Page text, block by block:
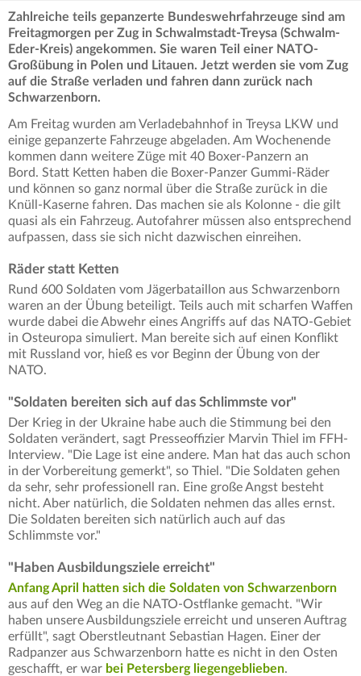
Zahlreiche teils gepanzerte Bundeswehrfahrzeuge sind am
Freitagmorgen per Zug in Schwalmstadt-Treysa (Schwalm-
Eder-Kreis) angekommen. Sie waren Teil einer NATO-
Großübung in Polen und Litauen. Jetzt werden sie vom Zug
auf die Straße verladen und fahren dann zurück nach
Schwarzenborn.
Am Freitag wurden am Verladebahnhof in Treysa LKW und
einige gepanzerte Fahrzeuge abgeladen. Am Wochenende
kommen dann weitere Züge mit 40 Boxer-Panzern an
Bord. Statt Ketten haben die Boxer-Panzer Gummi-Räder
und können so ganz normal über die Straße zurück in die
Knüll-Kaserne fahren. Das machen sie als Kolonne - die gilt
quasi als ein Fahrzeug. Autofahrer müssen also entsprechend
aufpassen, dass sie sich nicht dazwischen einreihen.
Räder statt Ketten
Rund 600 Soldaten vom Jägerbataillon aus Schwarzenborn
waren an der Übung beteiligt. Teils auch mit scharfen Waffen
wurde dabei die Abwehr eines Angriffs auf das NATO-Gebiet
in Osteuropa simuliert. Man bereite sich auf einen Konflikt
mit Russland vor, hieß es vor Beginn der Übung von der
NATO.
"Soldaten bereiten sich auf das Schlimmste vor"
Der Krieg in der Ukraine habe auch die Stimmung bei den
Soldaten verändert, sagt Presseoffizier Marvin Thiel im FFH-
Interview. "Die Lage ist eine andere. Man hat das auch schon
in der Vorbereitung gemerkt", so Thiel. "Die Soldaten gehen
da sehr, sehr professionell ran. Eine große Angst besteht
nicht. Aber natürlich, die Soldaten nehmen das alles ernst.
Die Soldaten bereiten sich natürlich auch auf das
Schlimmste vor."
"Haben Ausbildungsziele erreicht"
Anfang April hatten sich die Soldaten von Schwarzenborn
aus auf den Weg an die NATO-Ostflanke gemacht. "Wir
haben unsere Ausbildungsziele erreicht und unseren Auftrag
erfüllt", sagt Oberstleutnant Sebastian Hagen. Einer der
Radpanzer aus Schwarzenborn hatte es nicht in den Osten
geschafft, er war bei Petersberg liegengeblieben.